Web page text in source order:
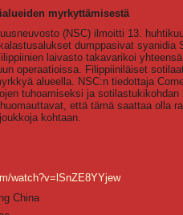
myrkyttämisestä
(NSC) ilmoitti 13.
dumppasivat syanidia
laivasto takavarikoi
operaatioissa. Filippiiniläiset
alueella. NSC:n tiedottaja
tuhoamiseksi ja
että tämä saattaa olla
kohtaan.
watch?v=lSnZE8YYjew
China